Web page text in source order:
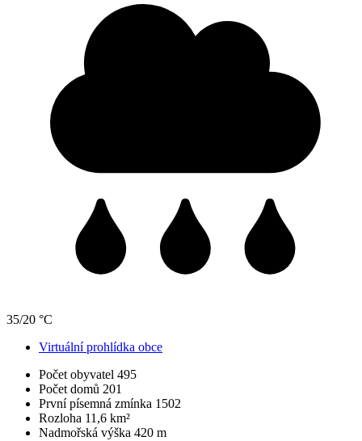
35/20 °C
Virtuální prohlídka obce
Počet obyvatel 495
Počet domů 201
První písemná zmínka 1502
Rozloha 11,6 km²
Nadmořská výška 420 m